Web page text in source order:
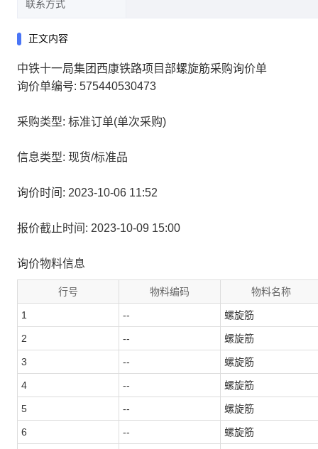
联系方式
正文内容
中铁十一局集团西康铁路项目部螺旋筋采购询价单
询价单编号: 575440530473
采购类型: 标准订单(单次采购)
信息类型: 现货/标准品
询价时间: 2023-10-06 11:52
报价截止时间: 2023-10-09 15:00
询价物料信息
行号 物料编码 物料名称
1 -- 螺旋筋
2 -- 螺旋筋
3 -- 螺旋筋
4 -- 螺旋筋
5 -- 螺旋筋
6 -- 螺旋筋